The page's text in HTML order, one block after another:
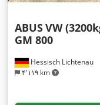
Hessisch Lichtenau
۴٬۱۱۹ km
ABUSVW
GM 800